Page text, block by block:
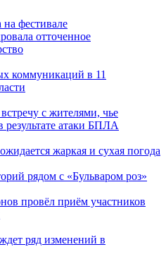
на фестивале
отточенное
коммуникаций в 11
с жителями, чье
результате атаки БПЛА
жаркая и сухая погода
рядом с «Бульваром роз»
провёл приём участников
ряд изменений в